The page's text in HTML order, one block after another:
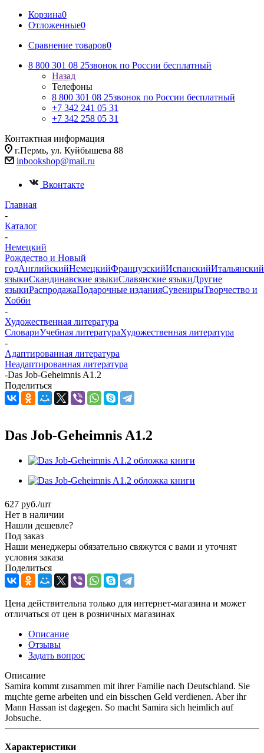
Корзина0
Отложенные0
Сравнение товаров0
8 800 301 08 25звонок по России бесплатный
Назад
Телефоны
8 800 301 08 25звонок по России бесплатный
+7 342 241 05 31
+7 342 258 05 31
Контактная информация
г.Пермь, ул. Куйбышева 88
inbookshop@mail.ru
Вконтакте
Главная
-
Каталог
-
Немецкий
Рождество и Новый
годАнглийскийНемецкийФранцузскийИспанскийИтальянский
языкиСкандинавские языкиСлавянские языкиДругие
языкиРаспродажаПодарочные изданияСувенирыТворчество и
Хобби
-
Художественная литература
СловариУчебная литератураХудожественная литература
-
Адаптированная литература
Неадаптированная литература
-Das Job-Geheimnis A1.2
Поделиться
Das Job-Geheimnis A1.2
627 руб./шт
Нет в наличии
Нашли дешевле?
Под заказ
Наши менеджеры обязательно свяжутся с вами и уточнят
условия заказа
Поделиться
Цена действительна только для интернет-магазина и может
отличаться от цен в розничных магазинах
Описание
Отзывы
Задать вопрос
Описание
Samira kommt zusammen mit ihrer Familie nach Deutschland. Sie
mцchte gerne arbeiten und ein bisschen Geld verdienen. Aber ihr
Mann Hassan ist dagegen. So macht Samira sich heimlich auf
Jobsuche.
Характеристики